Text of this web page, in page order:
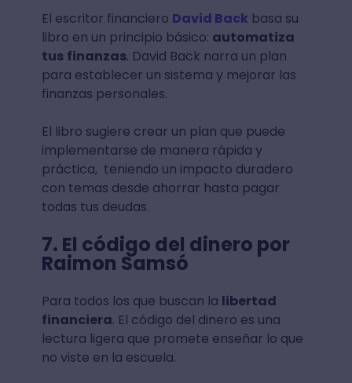
El escritor financiero David Back basa su
libro en un principio básico: automatiza
tus finanzas. David Back narra un plan
para establecer un sistema y mejorar las
finanzas personales.
El libro sugiere crear un plan que puede
implementarse de manera rápida y
práctica, teniendo un impacto duradero
con temas desde ahorrar hasta pagar
todas tus deudas.
7. El código del dinero por
Raimon Samsó
Para todos los que buscan la libertad
financiera. El código del dinero es una
lectura ligera que promete enseñar lo que
no viste en la escuela.